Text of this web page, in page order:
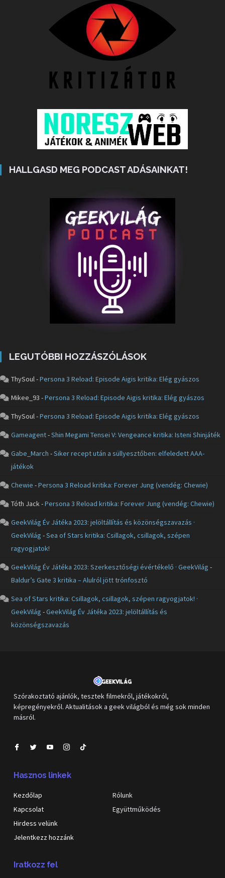
HALLGASD MEG PODCAST ADÁSAINKAT!
LEGUTÓBBI HOZZÁSZÓLÁSOK
ThySoul -Persona 3 Reload: Episode Aigis kritika: Elég gyászos
Mikee_93 -Persona 3 Reload: Episode Aigis kritika: Elég gyászos
ThySoul -Persona 3 Reload: Episode Aigis kritika: Elég gyászos
Gameagent-Shin Megami Tensei V: Vengeance kritika: Isteni Shinjáték
Gabe_March -Siker recept után a süllyesztőben: elfeledett AAA-
játékok
Chewie -Persona 3 Reload kritika: Forever Jung (vendég: Chewie)
Tóth Jack -Persona 3 Reload kritika: Forever Jung (vendég: Chewie)
GeekVilág Év Játéka 2023: jelöltállítás és közönségszavazás ·
GeekVilág -Sea of Stars kritika: Csillagok, csillagok, szépen
ragyogjatok!
GeekVilág Év Játéka 2023: Szerkesztőségi évértékelő · GeekVilág -
Baldur’s Gate 3 kritika – Alulról jött trónfosztó
Sea of Stars kritika: Csillagok, csillagok, szépen ragyogjatok! ·
GeekVilág -GeekVilág Év Játéka 2023: jelöltállítás és
közönségszavazás
Szórakoztató ajánlók, tesztek filmekről, játékokról,
képregényekről. Aktualitások a geek világból és még sok minden
másról.
Hasznos linkek
Kezdőlap
Kapcsolat
Hirdess velünk
Jelentkezz hozzánk
Rólunk
Együttműködés
Iratkozz fel